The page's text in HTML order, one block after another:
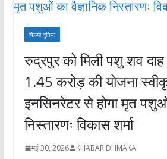
फिल्मी दुनिया
रुद्रपुर को मिली पशु शव
1.45 करोड़ की योजना
इनसिनरेटर से होगा मृत
निस्तारणः विकास शर्मा
मई 30, 2026 KHABAR DHMAKA